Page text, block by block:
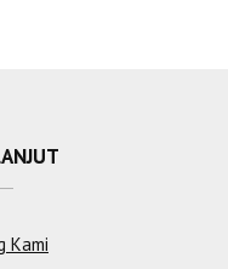
Kami